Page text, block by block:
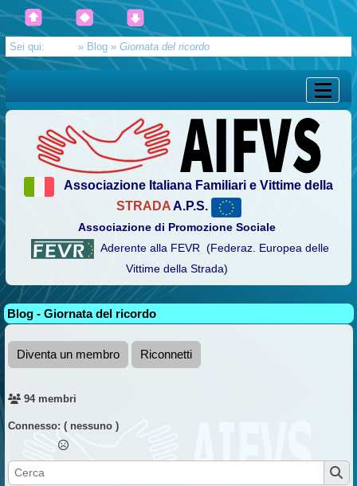
Sei qui: » Blog » Giornata del ricordo
Associazione Italiana Familiari e Vittime della
STRADAA.P.S.
Associazione di Promozione Sociale
Aderente alla FEVR (Federaz. Europea delle
Vittime della Strada)
Blog - Giornata del ricordo
Diventa un membro Riconnetti
94 membri
Connesso: ( nessuno )